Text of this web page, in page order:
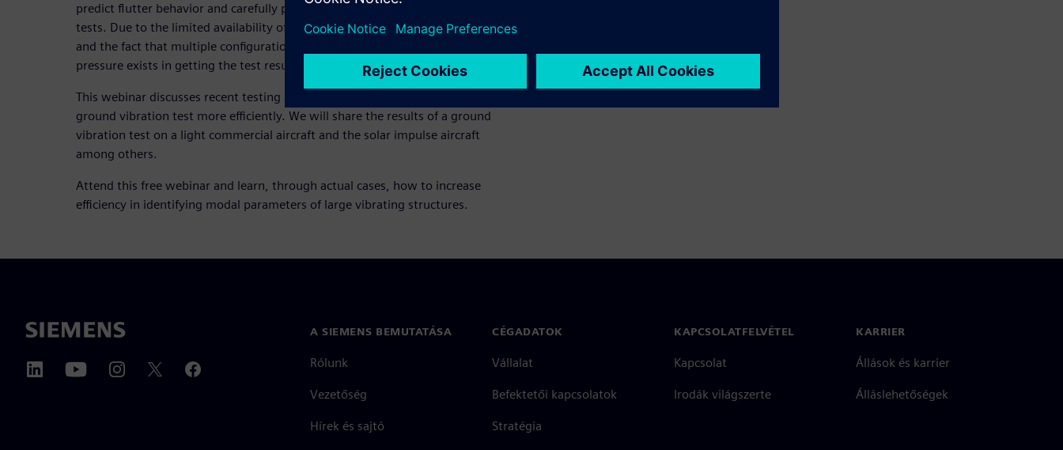
predict flutter behavior and carefully plan the safety-critical in-flight flutter
tests. Due to the limited availability of the aircraft for a ground vibration test
and the fact that multiple configurations need to be tested, an extreme time
pressure exists in getting the test results efficiently.
This webinar discusses recent testing and analysis concepts for performing a
ground vibration test more efficiently. We will share the results of a ground
vibration test on a light commercial aircraft and the solar impulse aircraft
among others.
Attend this free webinar and learn, through actual cases, how to increase
efficiency in identifying modal parameters of large vibrating structures.
A SIEMENS BEMUTATÁSA
Rólunk
Vezetőség
Hírek és sajtó
CÉGADATOK
Vállalat
Befektetői kapcsolatok
Stratégia
KAPCSOLATFELVÉTEL
Kapcsolat
Irodák világszerte
KARRIER
Állások és karrier
Álláslehetőségek